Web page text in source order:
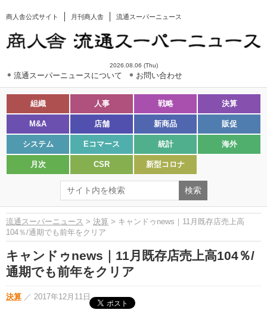
商人舎公式サイト 月刊商人舎 流通スーパーニュース
2026.08.06 (Thu)
流通スーパーニュースについて お問い合わせ
組織 人事 戦略 決算
M&A 店舗 新商品 販促
システム Eコマース 統計 海外
月次 CSR 新型コロナ
流通スーパーニュース > 決算 > キャンドゥnews｜11月既存店売上高
104％/通期でも前年をクリア
キャンドゥnews｜11月既存店売上高104％/
通期でも前年をクリア
決算 ／ 2017年12月11日